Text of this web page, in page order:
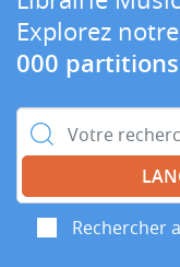
Explorez
000 partitions
Rechercher :
Rechercher